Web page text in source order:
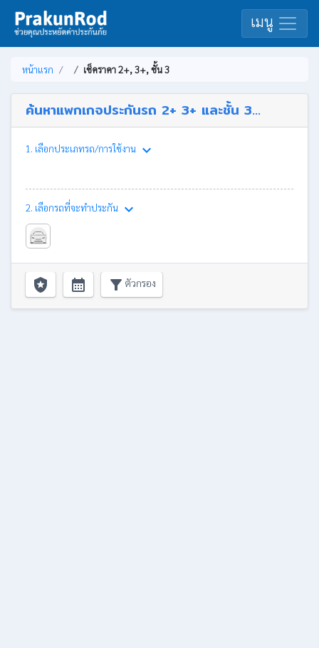
เมนู
หน้าแรก เช็คราคา 2+, 3+, ชั้น 3
ค้นหาแพกเกจประกันรถ 2+ 3+ และชั้น 3...
1. เลือกประเภทรถ/การใช้งาน keyboard_arrow_down
2. เลือกรถที่จะทำประกัน keyboard_arrow_down
local_police calendar_month filter_alt ตัวกรอง